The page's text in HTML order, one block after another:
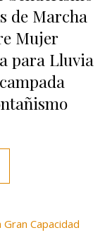
de Marcha
Mujer
para Lluvia